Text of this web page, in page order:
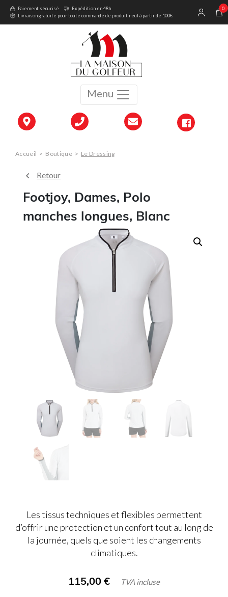
Menu
Paiement sécurisé
Expédition en 48h
Livraison gratuite pour toute commande de produit neuf à partir de 100€
0
Accueil > Boutique > Le Dressing
Retour
Footjoy, Dames, Polo
manches longues, Blanc
Les tissus techniques et flexibles permettent
d’offrir une protection et un confort tout au long de
la journée, quels que soient les changements
climatiques.
115,00 € TVA incluse